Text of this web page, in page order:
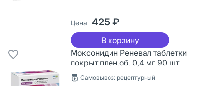
Цена 425 ₽
В корзину
Моксонидин Реневал таблетки
покрыт.плен.об. 0,4 мг 90 шт
Самовывоз: рецептурный